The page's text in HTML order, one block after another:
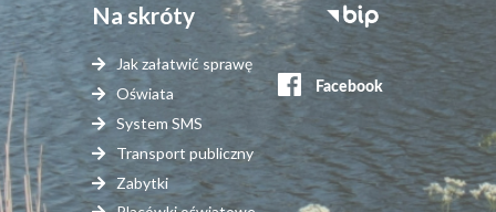
Na skróty
Jak załatwić sprawę
Oświata
System SMS
Transport publiczny
Zabytki
Stopka
serwisy
zewnętrzne